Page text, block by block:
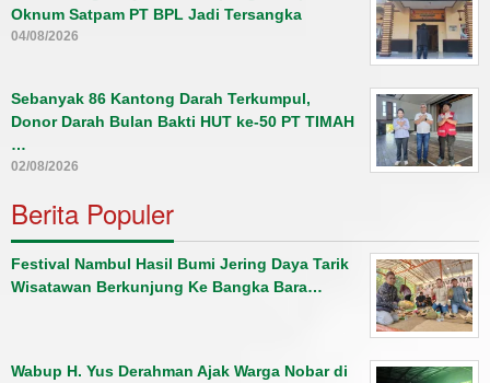
Oknum Satpam PT BPL Jadi Tersangka
04/08/2026
Sebanyak 86 Kantong Darah Terkumpul,
Donor Darah Bulan Bakti HUT ke-50 PT TIMAH
…
02/08/2026
Berita Populer
Festival Nambul Hasil Bumi Jering Daya Tarik
Wisatawan Berkunjung Ke Bangka Bara…
Wabup H. Yus Derahman Ajak Warga Nobar di